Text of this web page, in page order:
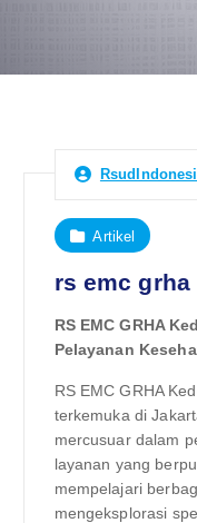
Artikel
rs emc
RS EMC GRHA
Pelayanan
RS EMC GRHA
terkemuka di
mercusuar dalam
layanan yang
mempelajari
mengeksplorasi